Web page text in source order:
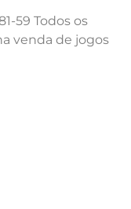
59 Todos os
venda de jogos